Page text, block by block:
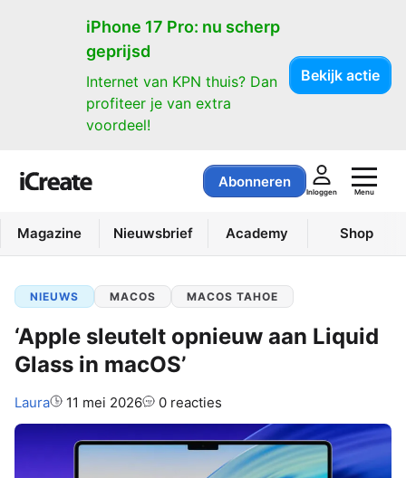
iPhone 17 Pro: nu scherp
geprijsd
Internet van KPN thuis? Dan
profiteer je van extra
voordeel!
Bekijk actie
Abonneren
Inloggen Menu
Magazine Nieuwsbrief Academy Shop
NIEUWS MACOS MACOS TAHOE
‘Apple sleutelt opnieuw aan Liquid
Glass in macOS’
Auteur:
Laura 11 mei 2026 0 reacties